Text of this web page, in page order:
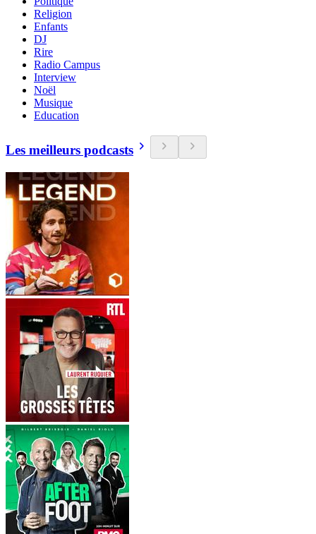
Religion
Enfants
DJ
Rire
Radio Campus
Interview
Noël
Musique
Education
Les meilleurs podcasts